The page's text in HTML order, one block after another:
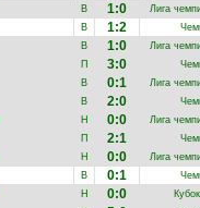
В 1:0
Лига
В 1:2
В 1:0
Лига
П 3:0
В 0:1
Лига
В 2:0
Н 0:0
Лига
П 2:1
Н 0:0
Лига
В 0:1
Н 0:0